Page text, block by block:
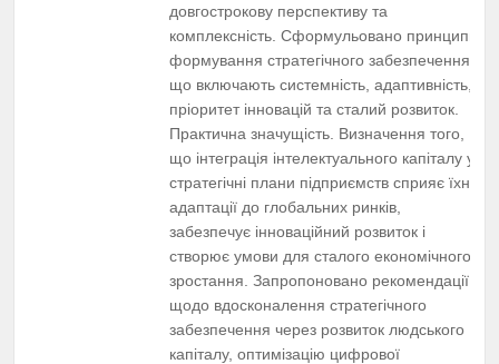
довгострокову перспективу та
комплексність. Сформульовано принципи
формування стратегічного забезпечення,
що включають системність, адаптивність,
пріоритет інновацій та сталий розвиток.
Практична значущість. Визначення того,
що інтеграція інтелектуального капіталу у
стратегічні плани підприємств сприяє їхній
адаптації до глобальних ринків,
забезпечує інноваційний розвиток і
створює умови для сталого економічного
зростання. Запропоновано рекомендації
щодо вдосконалення стратегічного
забезпечення через розвиток людського
капіталу, оптимізацію цифрової